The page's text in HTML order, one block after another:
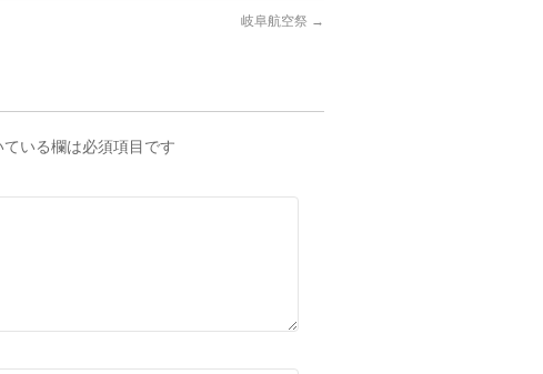
岐阜航空祭 →
ている欄は必須項目です